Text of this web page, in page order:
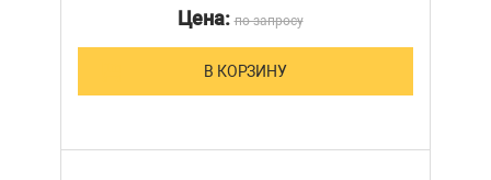
Цена:по запросу
В КОРЗИНУ